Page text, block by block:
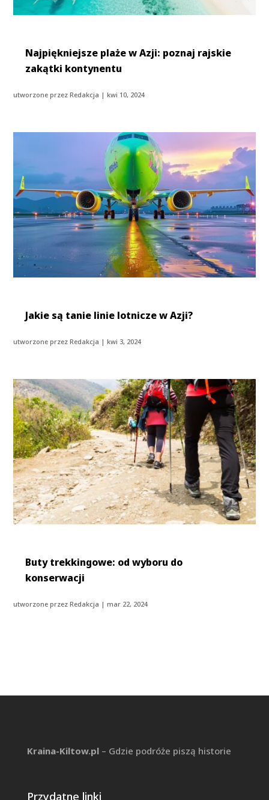
Najpiękniejsze plaże w Azji: poznaj rajskie
zakątki kontynentu
utworzone przezRedakcja |kwi 10, 2024
Jakie są tanie linie lotnicze w Azji?
utworzone przezRedakcja |kwi 3, 2024
Buty trekkingowe: od wyboru do
konserwacji
utworzone przezRedakcja |mar 22, 2024
Kraina-Kiltow.pl– Gdzie podróże piszą historie
Przydatne linki